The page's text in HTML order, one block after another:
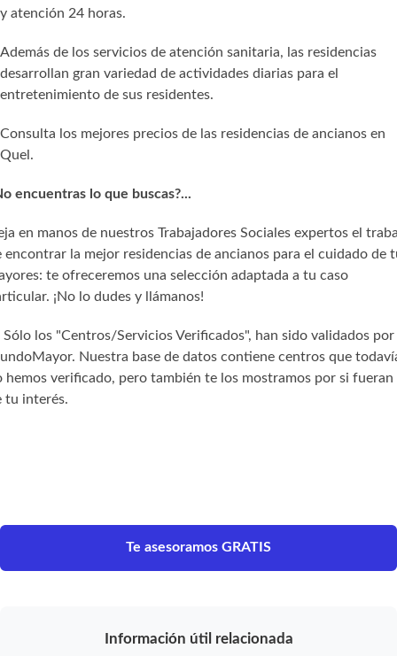
y atención 24 horas.
Además de los servicios de atención sanitaria, las residencias
desarrollan gran variedad de actividades diarias para el
entretenimiento de sus residentes.
Consulta los mejores precios de las residencias de ancianos en
Quel.
encuentras lo que buscas?...
en manos de nuestros Trabajadores Sociales expertos el
encontrar la mejor residencias de ancianos para el cuidado de
te ofreceremos una selección adaptada a tu caso
¡No lo dudes y llámanos!
Sólo los "Centros/Servicios Verificados", han sido validados por
Nuestra base de datos contiene centros que
hemos verificado, pero también te los mostramos por si fueran
tu interés.
Te asesoramos GRATIS
Información útil relacionada